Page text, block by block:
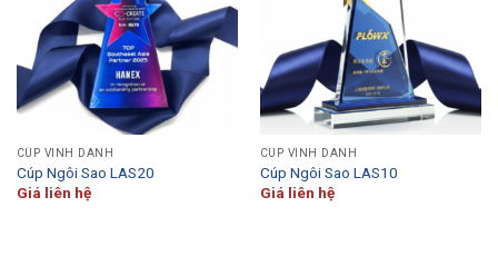
CÚP VINH DANH
Cúp Ngôi Sao LAS20
Giá liên hệ
CÚP VINH DANH
Cúp Ngôi Sao LAS10
Giá liên hệ